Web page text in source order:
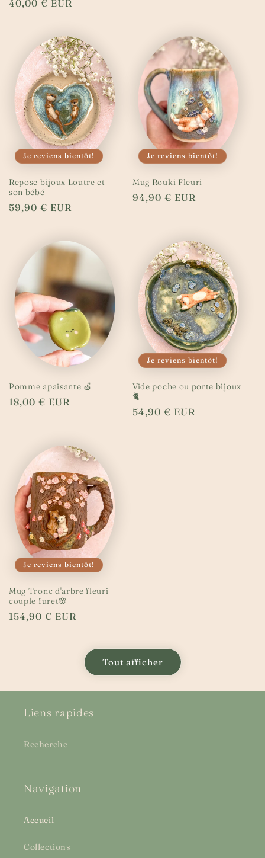
Prix
40,00 € EUR
Je reviens bientôt!
Repose bijoux Loutre et
son bébé
Prix
59,90 € EUR
Je reviens bientôt!
Mug Rouki Fleuri
Prix
94,90 € EUR
Pomme apaisante 🍏
Prix
18,00 € EUR
Je reviens bientôt!
Vide poche ou porte bijoux
🐈
Prix
54,90 € EUR
Je reviens bientôt!
Mug Tronc d'arbre fleuri
couple furet🌸
Prix
154,90 € EUR
Tout afficher
Liens rapides
Recherche
Navigation
Accueil
Collections